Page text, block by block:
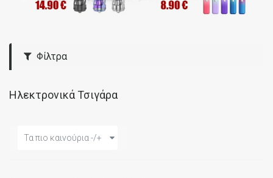
Φίλτρα
Ηλεκτρονικά Τσιγάρα
Τα πιο καινούρια -/+